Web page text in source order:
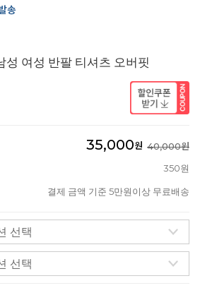
성 여성 반팔 티셔츠 오버핏
35,000원 40,000원
350원
결제 금액 기준 5만원이상 무료배송